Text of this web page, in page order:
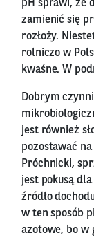
pH sprawi, że
zamienić się
rozłoży.
rolniczo w
kwaśne. W
Dobrym
jest również
pozostawać
Próchnicki,
jest pokusą
źródło
w ten sposób
azotowe, bo w